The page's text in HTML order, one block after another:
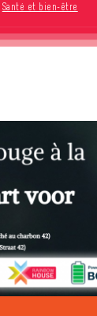
Santé et bien-être